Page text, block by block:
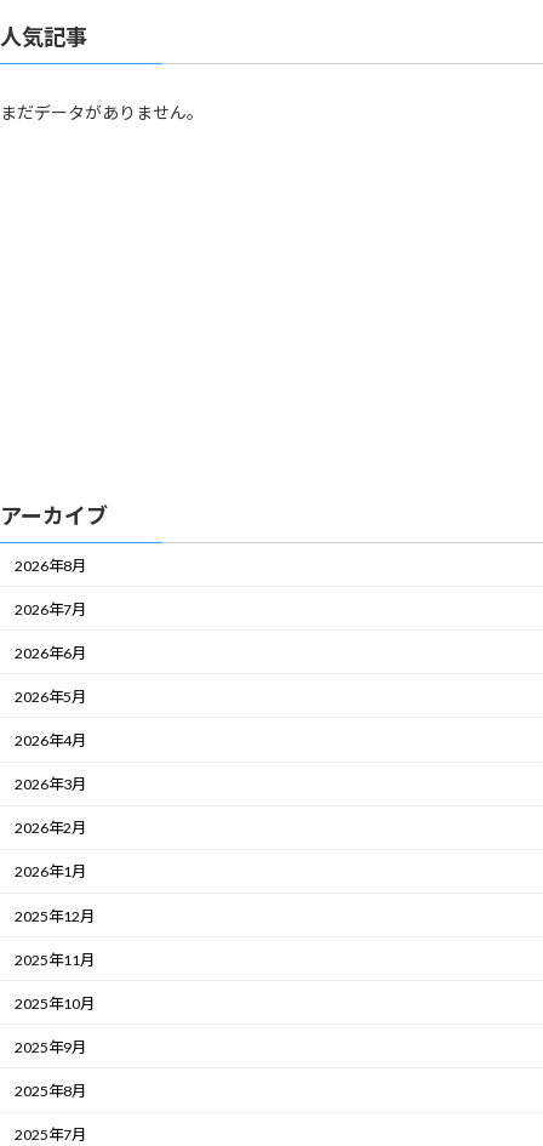
人気記事
まだデータがありません。
アーカイブ
2026年8月
2026年7月
2026年6月
2026年5月
2026年4月
2026年3月
2026年2月
2026年1月
2025年12月
2025年11月
2025年10月
2025年9月
2025年8月
2025年7月